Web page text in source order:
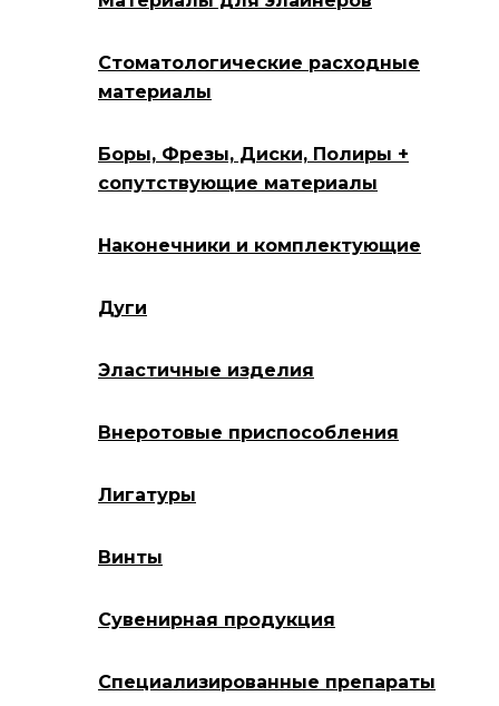
Стоматологические расходные
материалы
Боры, Фрезы, Диски, Полиры +
сопутствующие материалы
Наконечники и комплектующие
Дуги
Эластичные изделия
Внеротовые приспособления
Лигатуры
Винты
Сувенирная продукция
Специализированные препараты